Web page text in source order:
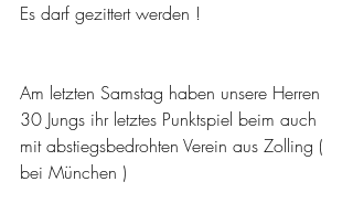
Es darf gezittert werden !
Am letzten Samstag haben unsere Herren
30 Jungs ihr letztes Punktspiel beim auch
mit abstiegsbedrohten Verein aus Zolling (
bei München )